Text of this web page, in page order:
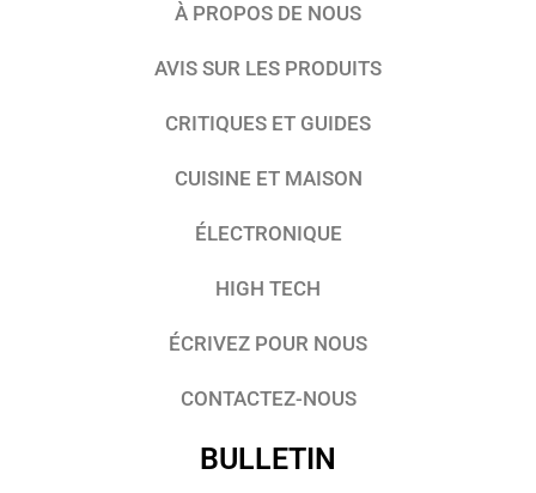
À PROPOS DE NOUS
AVIS SUR LES PRODUITS
CRITIQUES ET GUIDES
CUISINE ET MAISON
ÉLECTRONIQUE
HIGH TECH
ÉCRIVEZ POUR NOUS
CONTACTEZ-NOUS
BULLETIN